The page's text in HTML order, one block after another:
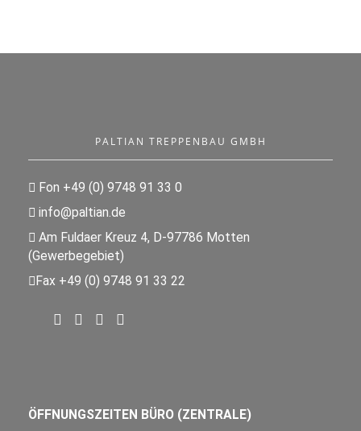
PALTIAN TREPPENBAU GMBH
Fon +49 (0) 9748 91 33 0
info@paltian.de
Am Fuldaer Kreuz 4, D-97786 Motten
(Gewerbegebiet)
Fax +49 (0) 9748 91 33 22
ÖFFNUNGSZEITEN BÜRO (ZENTRALE)